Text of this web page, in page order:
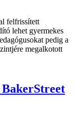
felfrissített
lehet gyermekes
pedig a
megalkotott